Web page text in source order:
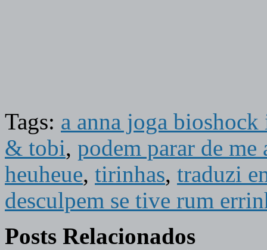
Tags: a anna joga
& tobi, podem parar de me
heuheue, tirinhas, traduzi
desculpem se tive rum
Posts Relacionados